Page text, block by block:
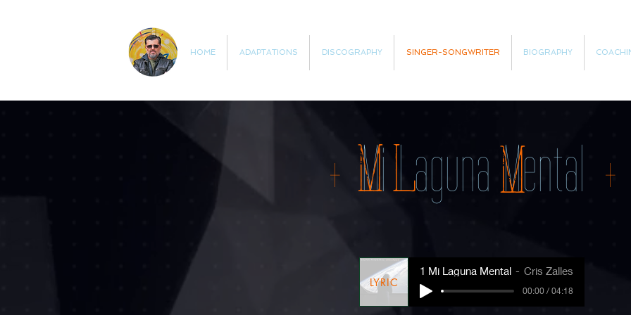
HOME ADAPTATIONS DISCOGRAPHY SINGER-SONGWRITER BIOGRAPHY
+ Mi Laguna Mental +
M L M
1 Mi Laguna Mental Cris Zalles
00:00 / 04:18
LYRIC